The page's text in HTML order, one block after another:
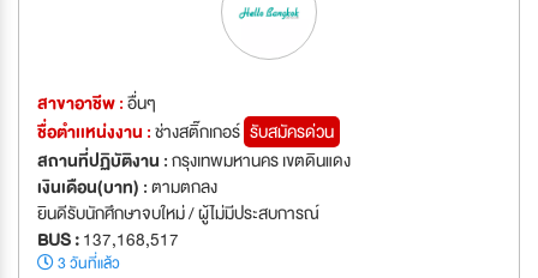
สาขาอาชีพ :อื่นๆ
ชื่อตำเเหน่งงาน :ช่างสติ๊กเกอร์ รับสมัครด่วน
สถานที่ปฏิบัติงาน :กรุงเทพมหานคร เขตดินแดง
เงินเดือน(บาท) :ตามตกลง
ยินดีรับนักศึกษาจบใหม่ / ผู้ไม่มีประสบการณ์
BUS :137,168,517
3 วันที่แล้ว